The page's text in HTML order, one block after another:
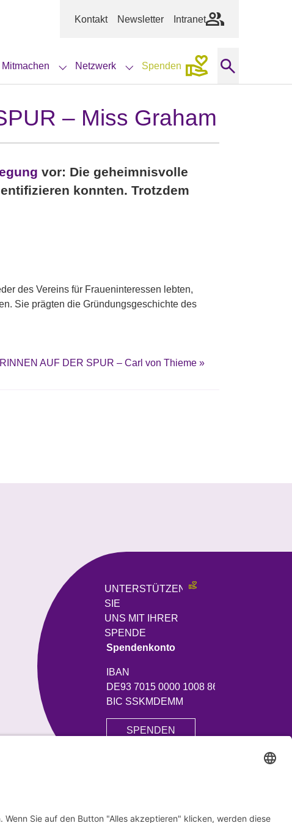
Kontakt
Newsletter Intranet
for "Aktuelles"
Mitmachen
Submenu for "Mitmachen"
Netzwerk
Submenu for "Netzwerk"
Spenden
– Miss Graham
vor: Die geheimnisvolle
konnten. Trotzdem
des Vereins für Fraueninteressen lebten,
Sie prägten die Gründungsgeschichte des
AUF DER SPUR – Carl von Thieme »
UNTERSTÜTZEN
SIE
UNS MIT IHRER
SPENDE
Spendenkonto
IBAN
DE93 7015 0000 1008 8613 51
BIC SSKMDEMM
SPENDEN